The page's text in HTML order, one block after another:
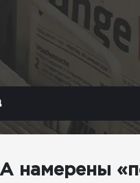
намерены